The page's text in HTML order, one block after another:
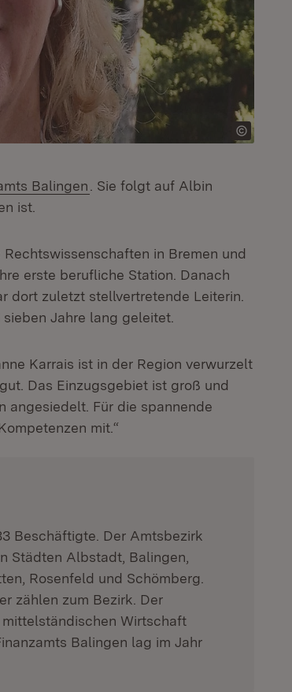
Balingen (Öffnet in neuem Fenster)
. Sie folgt auf Albin
ist.
in Bremen und
erste berufliche Station. Danach
neuem Fenster)
dort zuletzt stellvertretende Leiterin.
Jahre lang geleitet.
Karrais ist in der Region verwurzelt
Das Einzugsgebiet ist groß und
angesiedelt. Für die spannende
mit.“
Beschäftigte. Der Amtsbezirk
Städten Albstadt, Balingen,
Rosenfeld und Schömberg.
zählen zum Bezirk. Der
Wirtschaft
Balingen lag im Jahr